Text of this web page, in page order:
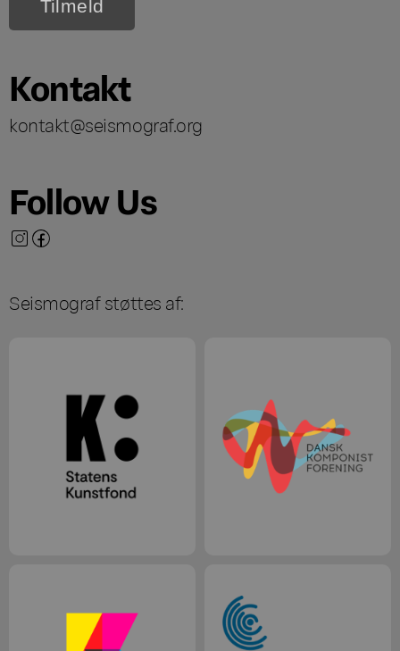
Kontakt
kontakt@seismograf.org
Follow Us
Seismograf støttes af: